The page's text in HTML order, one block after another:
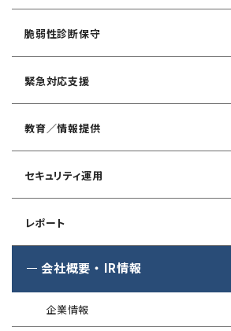
AIサービス提供者・利用者向け
サイバーセキュリティ対策支援
CSIRT構築／運用支援
インシデント初動対応準備支援
Shift Left コンサルティング
WEBアプリケーション脆弱性診断
ネットワーク脆弱性診断
IoTセキュリティ診断
クラウドセキュリティ設定診断
アタックサーフェス調査
SQAT with Swift Delivery
脆弱性診断保守
デイリー自動脆弱性診断
WEBサイトコンテンツ改ざん検知
緊急対応支援
デジタルフォレンジック
緊急対応サービス
教育／情報提供
セキュリスト（SecuriST）
EC-Council
（セキュリティエンジニア養成講座）
セキュリティ運用
マネージドセキュリティサービス (MSS)
Managed Security Service for AWS
WAF運用
レポート
SQAT セキュリティレポート
SQAT®情報セキュリティ瓦版
会社概要 ・ IR情報
企業情報